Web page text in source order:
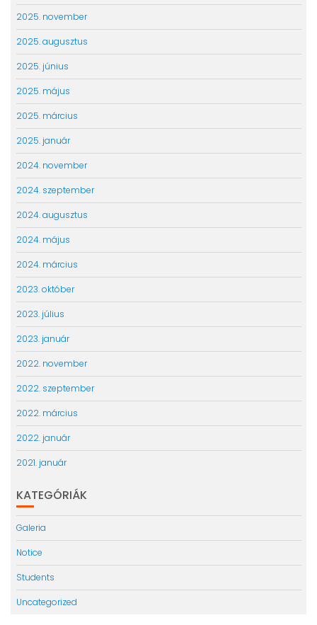
2025. november
2025. augusztus
2025. június
2025. május
2025. március
2025. január
2024. november
2024. szeptember
2024. augusztus
2024. május
2024. március
2023. október
2023. július
2023. január
2022. november
2022. szeptember
2022. március
2022. január
2021. január
KATEGÓRIÁK
Galeria
Notice
Students
Uncategorized